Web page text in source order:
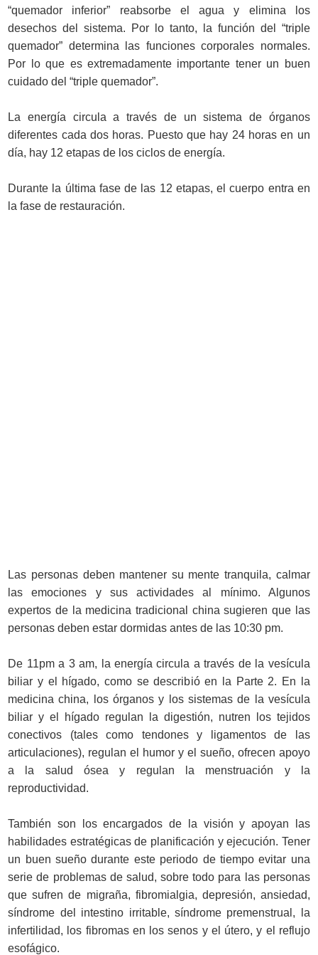
“quemador inferior” reabsorbe el agua y elimina los
desechos del sistema. Por lo tanto, la función del “triple
quemador” determina las funciones corporales normales.
Por lo que es extremadamente importante tener un buen
cuidado del “triple quemador”.
La energía circula a través de un sistema de órganos
diferentes cada dos horas. Puesto que hay 24 horas en un
día, hay 12 etapas de los ciclos de energía.
Durante la última fase de las 12 etapas, el cuerpo entra en
la fase de restauración.
Las personas deben mantener su mente tranquila, calmar
las emociones y sus actividades al mínimo. Algunos
expertos de la medicina tradicional china sugieren que las
personas deben estar dormidas antes de las 10:30 pm.
De 11pm a 3 am, la energía circula a través de la vesícula
biliar y el hígado, como se describió en la Parte 2. En la
medicina china, los órganos y los sistemas de la vesícula
biliar y el hígado regulan la digestión, nutren los tejidos
conectivos (tales como tendones y ligamentos de las
articulaciones), regulan el humor y el sueño, ofrecen apoyo
a la salud ósea y regulan la menstruación y la
reproductividad.
También son los encargados de la visión y apoyan las
habilidades estratégicas de planificación y ejecución. Tener
un buen sueño durante este periodo de tiempo evitar una
serie de problemas de salud, sobre todo para las personas
que sufren de migraña, fibromialgia, depresión, ansiedad,
síndrome del intestino irritable, síndrome premenstrual, la
infertilidad, los fibromas en los senos y el útero, y el reflujo
esofágico.